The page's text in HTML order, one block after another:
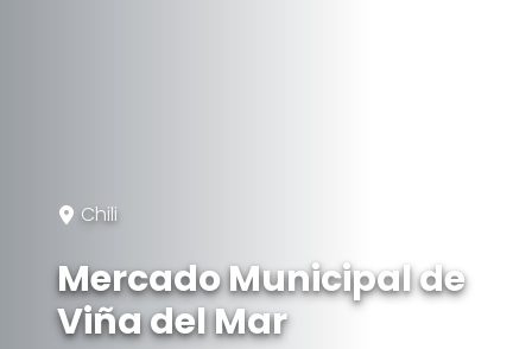
Chili
Mercado Municipal de
Viña del Mar